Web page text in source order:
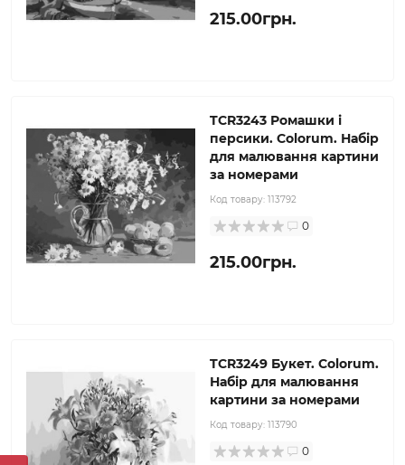
215.00грн.
TCR3243 Ромашки і
персики. Colorum. Набір
для малювання картини
за номерами
Код товару: 113792
0
215.00грн.
TCR3249 Букет. Colorum.
Набір для малювання
картини за номерами
Код товару: 113790
0